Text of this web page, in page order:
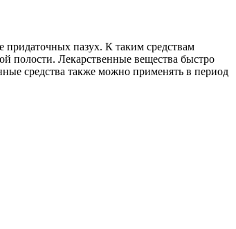
пазух. К таким средствам
полости. Лекарственные вещества быстро
средства также можно применять в период